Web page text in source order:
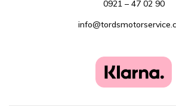
0921 – 47 02 90